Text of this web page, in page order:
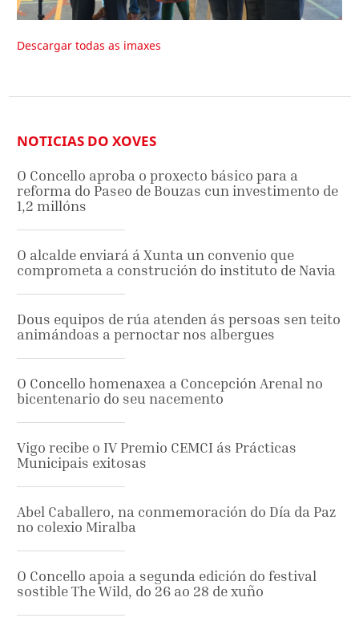
Descargar todas as imaxes
NOTICIAS DO XOVES
O Concello aproba o proxecto básico para a
reforma do Paseo de Bouzas cun investimento de
1,2 millóns
O alcalde enviará á Xunta un convenio que
comprometa a construción do instituto de Navia
Dous equipos de rúa atenden ás persoas sen teito
animándoas a pernoctar nos albergues
O Concello homenaxea a Concepción Arenal no
bicentenario do seu nacemento
Vigo recibe o IV Premio CEMCI ás Prácticas
Municipais exitosas
Abel Caballero, na conmemoración do Día da Paz
no colexio Miralba
O Concello apoia a segunda edición do festival
sostible The Wild, do 26 ao 28 de xuño